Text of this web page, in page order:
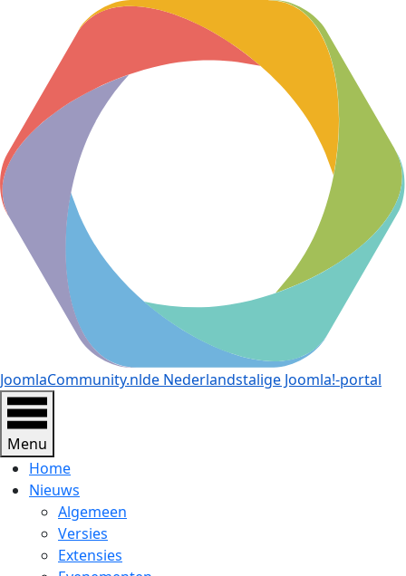
JoomlaCommunity.nlde Nederlandstalige Joomla!-portal
Menu
Home
Nieuws
Algemeen
Versies
Extensies